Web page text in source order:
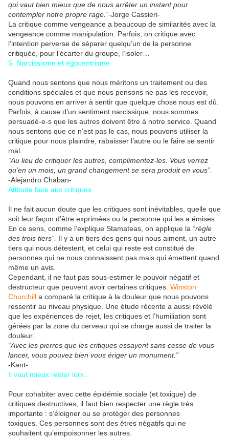
qui vaut bien mieux que de nous arrêter un instant pour
contempler notre propre rage.”-Jorge Cassieri-
La critique comme vengeance a beaucoup de similarités avec la
vengeance comme manipulation. Parfois, on critique avec
l’intention perverse de séparer quelqu’un de la personne
critiquée, pour l’écarter du groupe, l’isoler…
5. Narcissisme et égocentrisme
Quand nous sentons que nous méritons un traitement ou des
conditions spéciales et que nous pensons ne pas les recevoir,
nous pouvons en arriver à sentir que quelque chose nous est dû.
Parfois, à cause d’un sentiment narcissique, nous sommes
persuadé-e-s que les autres doivent être à notre service. Quand
nous sentons que ce n’est pas le cas, nous pouvons utiliser la
critique pour nous plaindre, rabaisser l’autre ou le faire se sentir
mal.
“Au lieu de critiquer les autres, complimentez-les. Vous verrez
qu’en un mois, un grand changement se sera produit en vous”.
-Alejandro Chaban-
Attitude face aux critiques
Il ne fait aucun doute que les critiques sont inévitables, quelle que
soit leur façon d’être exprimées ou la personne qui les a émises.
En ce sens, comme l’explique Stamateas, on applique la “règle
des trois tiers”. Il y a un tiers des gens qui nous aiment, un autre
tiers qui nous détestent, et celui qui reste est constitué de
personnes qui ne nous connaissent pas mais qui émettent quand
même un avis.
Cependant, il ne faut pas sous-estimer le pouvoir négatif et
destructeur que peuvent avoir certaines critiques. Winston
Churchill a comparé la critique à la douleur que nous pouvons
ressentir au niveau physique. Une étude récente a aussi révélé
que les expériences de rejet, les critiques et l’humiliation sont
gérées par la zone du cerveau qui se charge aussi de traiter la
douleur.
“Avec les pierres que les critiques essayent sans cesse de vous
lancer, vous pouvez bien vous ériger un monument.”
-Kant-
Il vaut mieux rester loin…
Pour cohabiter avec cette épidémie sociale (et toxique) de
critiques destructives, il faut bien respecter une règle très
importante : s’éloigner ou se protéger des personnes
toxiques. Ces personnes sont des êtres négatifs qui ne
souhaitent qu’empoisonner les autres.